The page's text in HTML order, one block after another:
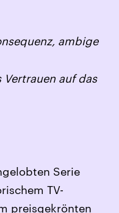
ambige
auf das
Serie
TV-
preisgekrönten